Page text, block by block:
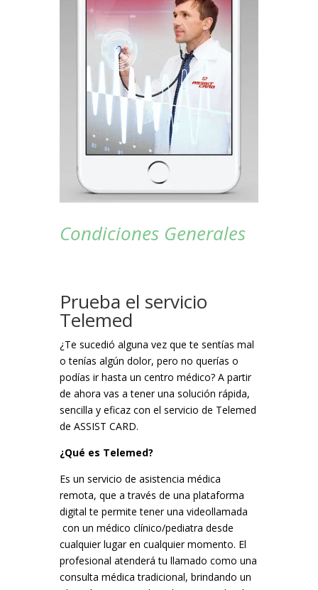
Condiciones Generales
Prueba el servicio
Telemed
¿Te sucedió alguna vez que te sentías mal
o tenías algún dolor, pero no querías o
podías ir hasta un centro médico? A partir
de ahora vas a tener una solución rápida,
sencilla y eficaz con el servicio de Telemed
de ASSIST CARD.
¿Qué es Telemed?
Es un servicio de asistencia médica
remota, que a través de una plataforma
digital te permite tener una videollamada
con un médico clínico/pediatra desde
cualquier lugar en cualquier momento. El
profesional atenderá tu llamado como una
consulta médica tradicional, brindando un